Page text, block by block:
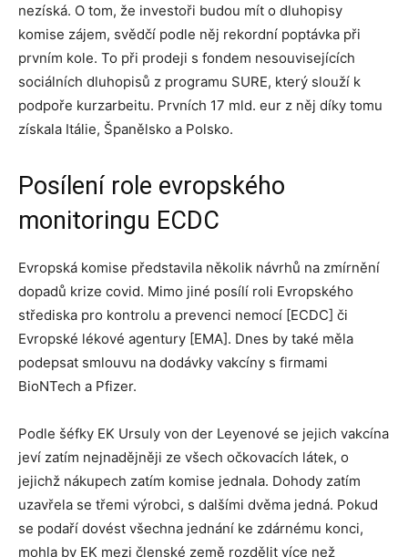
nezíská. O tom, že investoři budou mít o dluhopisy
komise zájem, svědčí podle něj rekordní poptávka při
prvním kole. To při prodeji s fondem nesouvisejících
sociálních dluhopisů z programu SURE, který slouží k
podpoře kurzarbeitu. Prvních 17 mld. eur z něj díky tomu
získala Itálie, Španělsko a Polsko.
Posílení role evropského
monitoringu ECDC
Evropská komise představila několik návrhů na zmírnění
dopadů krize covid. Mimo jiné posílí roli Evropského
střediska pro kontrolu a prevenci nemocí [ECDC] či
Evropské lékové agentury [EMA]. Dnes by také měla
podepsat smlouvu na dodávky vakcíny s firmami
BioNTech a Pfizer.
Podle šéfky EK Ursuly von der Leyenové se jejich vakcína
jeví zatím nejnadějněji ze všech očkovacích látek, o
jejichž nákupech zatím komise jednala. Dohody zatím
uzavřela se třemi výrobci, s dalšími dvěma jedná. Pokud
se podaří dovést všechna jednání ke zdárnému konci,
mohla by EK mezi členské země rozdělit více než